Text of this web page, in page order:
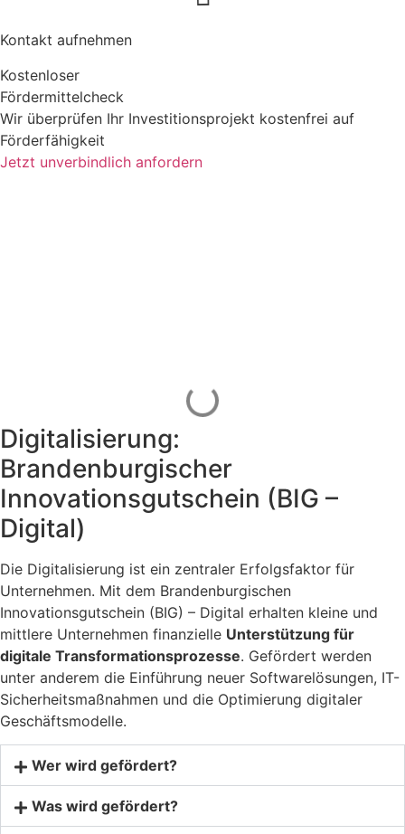
Kontakt aufnehmen
Kostenloser
Fördermittel­check
Wir überprüfen Ihr Investitionsprojekt kostenfrei auf
Förderfähigkeit
Jetzt unverbindlich anfordern
Digitalisierung:
Brandenburgischer
Innovationsgutschein (BIG –
Digital)
Die Digitalisierung ist ein zentraler Erfolgsfaktor für
Unternehmen. Mit dem Brandenburgischen
Innovationsgutschein (BIG) – Digital erhalten kleine und
mittlere Unternehmen finanzielle Unterstützung für
digitale Transformationsprozesse. Gefördert werden
unter anderem die Einführung neuer Softwarelösungen, IT-
Sicherheitsmaßnahmen und die Optimierung digitaler
Geschäftsmodelle.
Wer wird gefördert?
Was wird gefördert?